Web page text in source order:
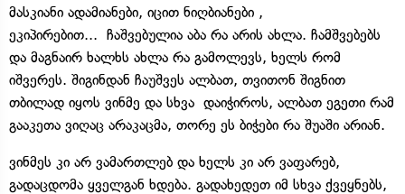
მასკიანი ადამიანები, იცით ნიღბიანები ,
ეკიპირებით... ჩაშვებულია აბა რა არის ახლა. ჩამშვებებს
და მაგნაირ ხალხს ახლა რა გამოლევს, ხელს რომ
იშვერეს. შიგინდან ჩაუშვეს ალბათ, თვითონ შიგნით
თბილად იყოს ვინმე და სხვა დაიჭიროს, ალბათ ეგეთი რამ
გააკეთა ვიღაც არაკაცმა, თორე ეს ბიჭები რა შუაში არიან.
ვინმეს კი არ ვამართლებ და ხელს კი არ ვაფარებ,
გადაცდომა ყველგან ხდება. გადახედეთ იმ სხვა ქვეყნებს,